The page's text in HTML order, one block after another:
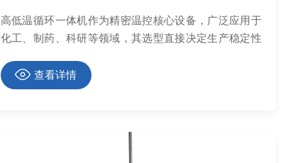
高低温循环一体机作为精密温控核心设备，广泛应用于
化工、制药、科研等领域，其选型直接决定生产稳定性
查看详情